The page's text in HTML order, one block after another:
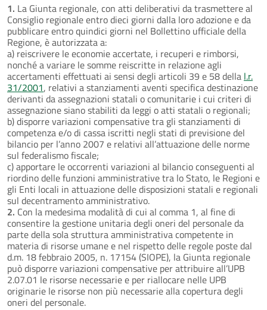
1. La Giunta regionale, con atti deliberativi da trasmettere al
Consiglio regionale entro dieci giorni dalla loro adozione e da
pubblicare entro quindici giorni nel Bollettino ufficiale della
Regione, è autorizzata a:
a) reiscrivere le economie accertate, i recuperi e rimborsi,
nonché a variare le somme reiscritte in relazione agli
accertamenti effettuati ai sensi degli articoli 39 e 58 della l.r.
31/2001, relativi a stanziamenti aventi specifica destinazione
derivanti da assegnazioni statali o comunitarie i cui criteri di
assegnazione siano stabiliti da leggi o atti statali o regionali;
b) disporre variazioni compensative tra gli stanziamenti di
competenza e/o di cassa iscritti negli stati di previsione del
bilancio per l’anno 2007 e relativi all’attuazione delle norme
sul federalismo fiscale;
c) apportare le occorrenti variazioni al bilancio conseguenti al
riordino delle funzioni amministrative tra lo Stato, le Regioni e
gli Enti locali in attuazione delle disposizioni statali e regionali
sul decentramento amministrativo.
2. Con la medesima modalità di cui al comma 1, al fine di
consentire la gestione unitaria degli oneri del personale da
parte della sola struttura amministrativa competente in
materia di risorse umane e nel rispetto delle regole poste dal
d.m. 18 febbraio 2005, n. 17154 (SIOPE), la Giunta regionale
può disporre variazioni compensative per attribuire all’UPB
2.07.01 le risorse necessarie e per riallocare nelle UPB
originarie le risorse non più necessarie alla copertura degli
oneri del personale.